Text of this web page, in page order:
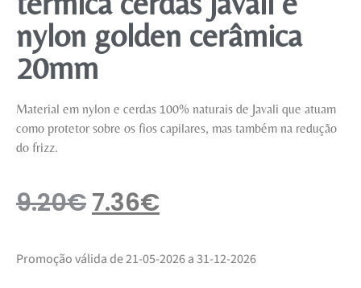
nylon golden cerâmica
20mm
Material em nylon e cerdas 100% naturais de Javali que atuam
como protetor sobre os fios capilares, mas também na redução
do frizz.
9.20€7.36€
Promoção válida de 21-05-2026 a 31-12-2026